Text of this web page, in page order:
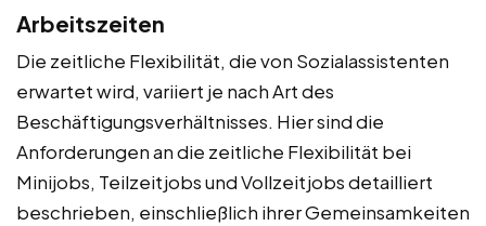
Arbeitszeiten
Die zeitliche Flexibilität, die von Sozialassistenten
erwartet wird, variiert je nach Art des
Beschäftigungsverhältnisses. Hier sind die
Anforderungen an die zeitliche Flexibilität bei
Minijobs, Teilzeitjobs und Vollzeitjobs detailliert
beschrieben, einschließlich ihrer Gemeinsamkeiten